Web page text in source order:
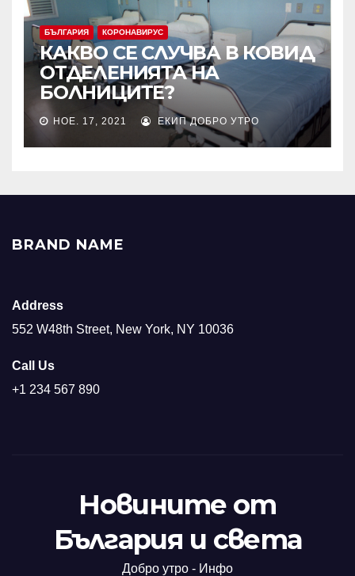
БЪЛГАРИЯ КОРОНАВИРУС
КАКВО СЕ СЛУЧВА В КОВИД
ОТДЕЛЕНИЯТА НА
БОЛНИЦИТЕ?
НОЕ. 17, 2021 ЕКИП ДОБРО УТРО
BRAND NAME
Address
552 W48th Street, New York, NY 10036
Call Us
+1 234 567 890
Новините от
България и света
Добро утро - Инфо